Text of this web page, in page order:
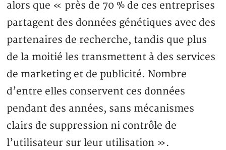
alors que « près de 70 % de ces entreprises
partagent des données génétiques avec des
partenaires de recherche, tandis que plus
de la moitié les transmettent à des services
de marketing et de publicité. Nombre
d’entre elles conservent ces données
pendant des années, sans mécanismes
clairs de suppression ni contrôle de
l’utilisateur sur leur utilisation ».